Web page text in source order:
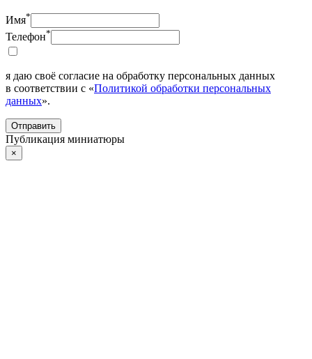
Имя*
Телефон*
я даю своё согласие на обработку персональных данных
в соответствии с «Политикой обработки персональных
данных».
Отправить
Публикация миниатюры
×